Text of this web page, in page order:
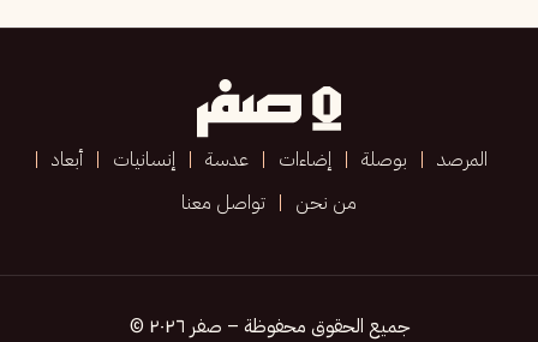
المرصد بوصلة إضاءات عدسة إنسانيات
أبعاد
من نحن
تواصل معنا
جميع الحقوق محفوظة – صفر ٢٠٢٦ ©